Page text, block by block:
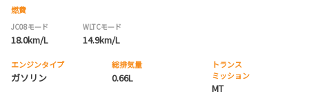
燃費
JC08モード
18.0km/L
WLTCモード
14.9km/L
エンジンタイプ
ガソリン
総排気量
0.66L
トランス
ミッション
MT